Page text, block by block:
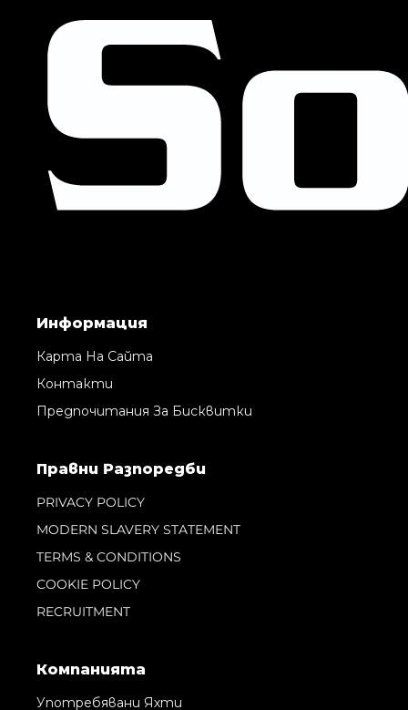
Информация
Карта На Сайта
Контакти
Предпочитания За Бисквитки
Правни Pазпоредби
PRIVACY POLICY
MODERN SLAVERY STATEMENT
TERMS & CONDITIONS
COOKIE POLICY
RECRUITMENT
Компанията
Употребявани Яхти